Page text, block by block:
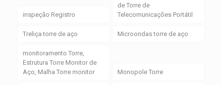
inspeção Registro
de Torre de
Telecomunicações Portátil
Treliça torre de aço Microondas torre de aço
monitoramento Torre,
Estrutura Torre Monitor de
Aço, Malha Torre monitor
Monopole Torre